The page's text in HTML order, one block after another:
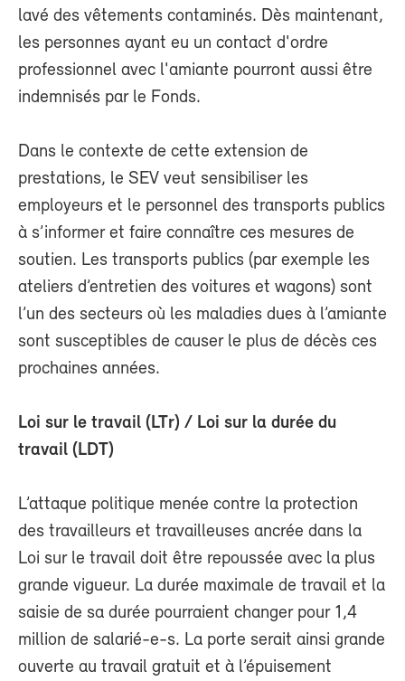
lavé des vêtements contaminés. Dès maintenant,
les personnes ayant eu un contact d'ordre
professionnel avec l'amiante pourront aussi être
indemnisés par le Fonds.
Dans le contexte de cette extension de
prestations, le SEV veut sensibiliser les
employeurs et le personnel des transports publics
à s’informer et faire connaître ces mesures de
soutien. Les transports publics (par exemple les
ateliers d’entretien des voitures et wagons) sont
l’un des secteurs où les maladies dues à l’amiante
sont susceptibles de causer le plus de décès ces
prochaines années.
Loi sur le travail (LTr) / Loi sur la durée du
travail (LDT)
L’attaque politique menée contre la protection
des travailleurs et travailleuses ancrée dans la
Loi sur le travail doit être repoussée avec la plus
grande vigueur. La durée maximale de travail et la
saisie de sa durée pourraient changer pour 1,4
million de salarié-e-s. La porte serait ainsi grande
ouverte au travail gratuit et à l’épuisement